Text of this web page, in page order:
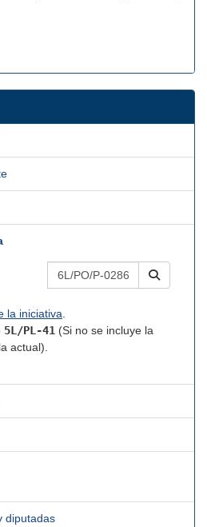
la iniciativa.
5L/PL-41 (Si no se incluye la
actual).
diputadas